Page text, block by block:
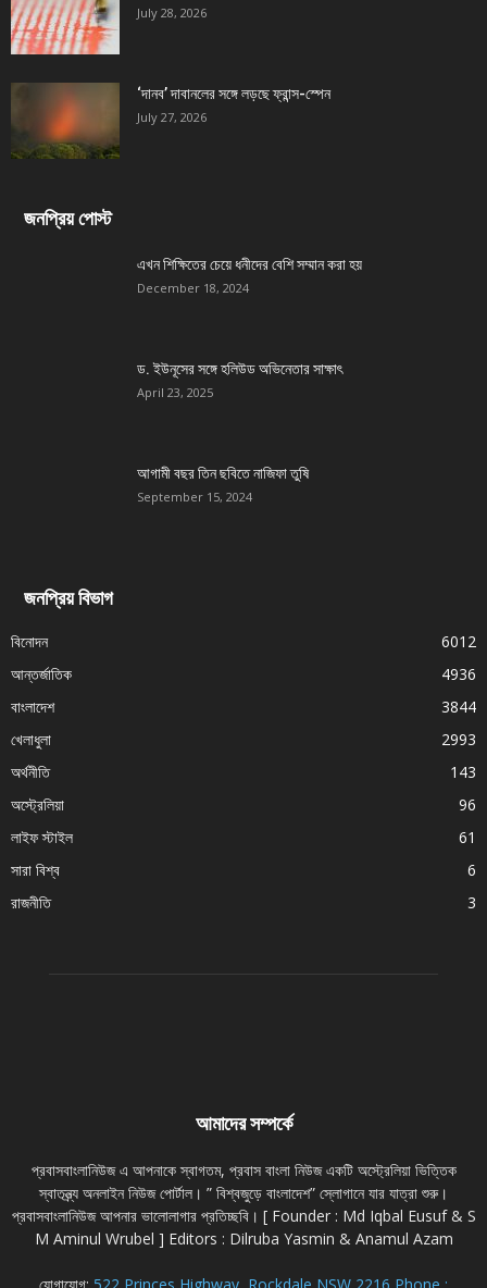
July 28, 2026
‘দানব’ দাবানলের সঙ্গে লড়ছে ফ্রান্স-স্পেন
July 27, 2026
জনপ্রিয় পোস্ট
এখন শিক্ষিতের চেয়ে ধনীদের বেশি সম্মান করা হয়
December 18, 2024
ড. ইউনূসের সঙ্গে হলিউড অভিনেতার সাক্ষাৎ
April 23, 2025
আগামী বছর তিন ছবিতে নাজিফা তুষি
September 15, 2024
জনপ্রিয় বিভাগ
বিনোদন
6012
আন্তর্জাতিক
4936
বাংলাদেশ
3844
খেলাধুলা
2993
অর্থনীতি
143
অস্ট্রেলিয়া
96
লাইফ স্টাইল
61
সারা বিশ্ব
6
রাজনীতি
3
আমাদের সম্পর্কে
প্রবাসবাংলানিউজ এ আপনাকে স্বাগতম, প্রবাস বাংলা নিউজ একটি অস্ট্রেলিয়া ভিত্তিক
স্বাতন্ত্র্য অনলাইন নিউজ পোর্টাল। ” বিশ্বজুড়ে বাংলাদেশ” স্লোগানে যার যাত্রা শুরু।
প্রবাসবাংলানিউজ আপনার ভালোলাগার প্রতিচ্ছবি। [ Founder : Md Iqbal Eusuf & S
M Aminul Wrubel ] Editors : Dilruba Yasmin & Anamul Azam